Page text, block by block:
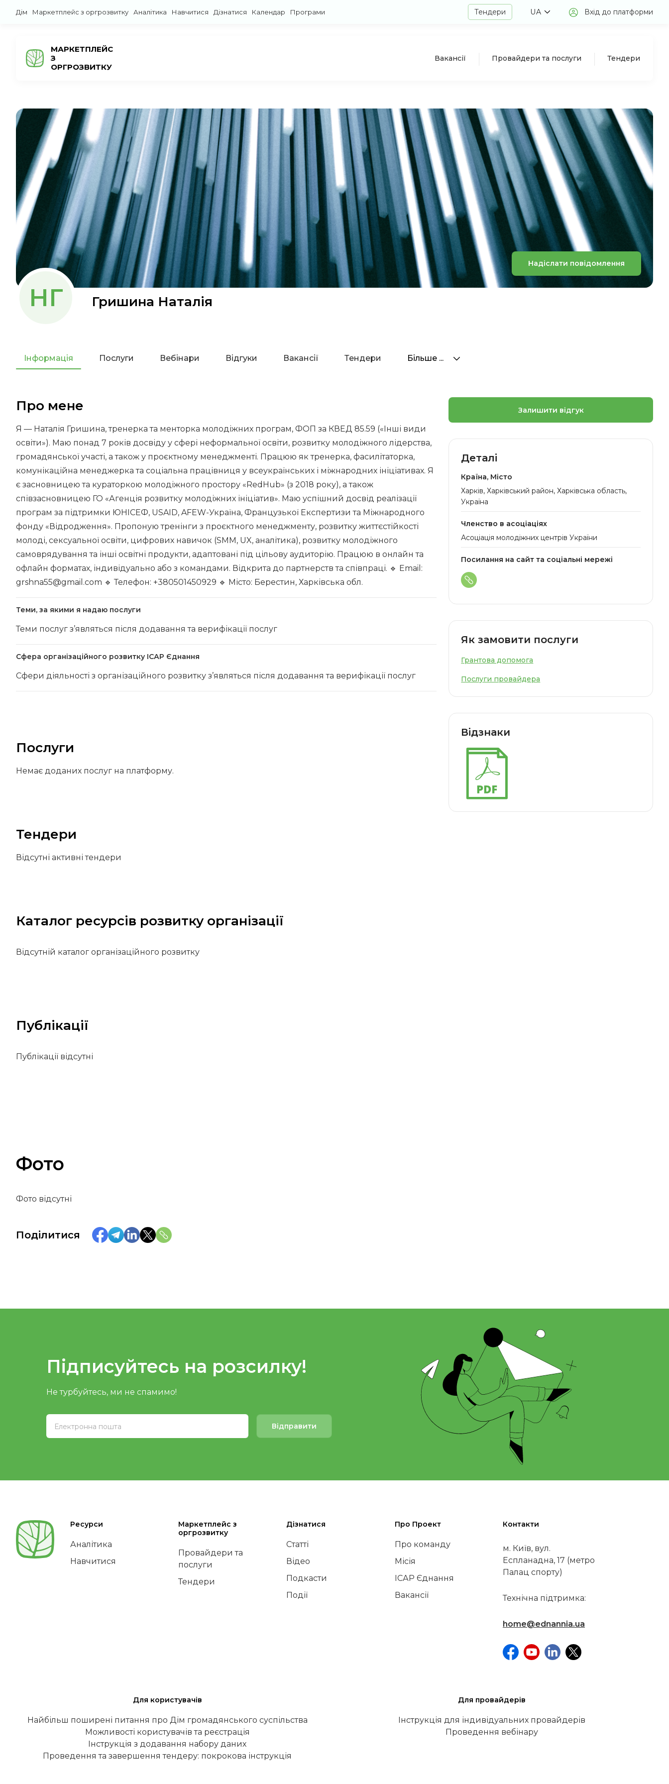
Дім Маркетплейс з оргрозвитку Аналітика Навчитися Дізнатися Календар Програми Тендери UA Вхід до платформи
МАРКЕТПЛЕЙС
З
ОРГРОЗВИТКУ
Вакансії Провайдери та послуги Тендери
Надіслати повідомлення
НГ Гришина Наталія
Інформація Послуги Вебінари Відгуки Вакансії Тендери Більше ...
Про мене
Я — Наталія Гришина, тренерка та менторка молодіжних програм, ФОП за КВЕД 85.59 («Інші види
освіти»). Маю понад 7 років досвіду у сфері неформальної освіти, розвитку молодіжного лідерства,
громадянської участі, а також у проєктному менеджменті. Працюю як тренерка, фасилітаторка,
комунікаційна менеджерка та соціальна працівниця у всеукраїнських і міжнародних ініціативах. Я
є засновницею та кураторкою молодіжного простору «RedHub» (з 2018 року), а також
співзасновницею ГО «Агенція розвитку молодіжних ініціатив». Маю успішний досвід реалізації
програм за підтримки ЮНІСЕФ, USAID, AFEW-Україна, Французької Експертизи та Міжнародного
фонду «Відродження». Пропоную тренінги з проєктного менеджменту, розвитку життєстійкості
молоді, сексуальної освіти, цифрових навичок (SMM, UX, аналітика), розвитку молодіжного
самоврядування та інші освітні продукти, адаптовані під цільову аудиторію. Працюю в онлайн та
офлайн форматах, індивідуально або з командами. Відкрита до партнерств та співпраці. 🔹 Email:
grshna55@gmail.com 🔹 Телефон: +380501450929 🔹 Місто: Берестин, Харківська обл.
Теми, за якими я надаю послуги
Теми послуг з’являться після додавання та верифікації послуг
Сфера організаційного розвитку ІСАР Єднання
Сфери діяльності з організаційного розвитку з’являться після додавання та верифікації послуг
Послуги
Немає доданих послуг на платформу.
Тендери
Відсутні активні тендери
Каталог ресурсів розвитку організації
Відсутній каталог організаційного розвитку
Публікації
Публікації відсутні
Залишити відгук
Деталі
Країна, Місто
Харків, Харківський район, Харківська область,
Україна
Членство в асоціаціях
Асоціація молодіжних центрів України
Посилання на сайт та соціальні мережі
Як замовити послуги
Грантова допомога
Послуги провайдера
Відзнаки
Фото
Фото відсутні
Поділитися
Підписуйтесь на розсилку!
Не турбуйтесь, ми не спамимо!
Відправити
Ресурси
Аналітика
Навчитися
Маркетплейс з
оргрозвитку
Провайдери та
послуги
Тендери
Дізнатися
Статті
Відео
Подкасти
Події
Про Проект
Про команду
Місія
ІСАР Єднання
Вакансії
Контакти
м. Київ, вул.
Еспланадна, 17 (метро
Палац спорту)
Технічна підтримка:
home@ednannia.ua
Для користувачів
Найбільш поширені питання про Дім громадянського суспільства
Можливості користувачів та реєстрація
Інструкція з додавання набору даних
Проведення та завершення тендеру: покрокова інструкція
Для провайдерів
Інструкція для індивідуальних провайдерів
Проведення вебінару